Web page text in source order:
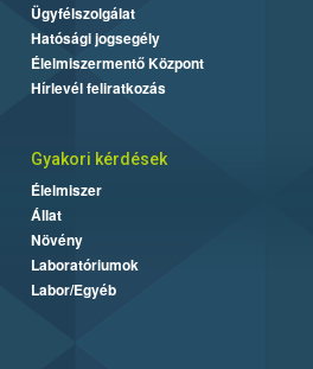
Ügyfélszolgálat
Hatósági jogsegély
Élelmiszermentő Központ
Hírlevél feliratkozás
Gyakori kérdések
Élelmiszer
Állat
Növény
Laboratóriumok
Labor/Egyéb